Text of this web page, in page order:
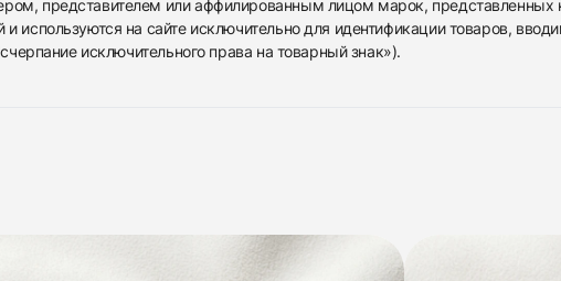
представителем или аффилированным лицом марок, представленных
используются на сайте исключительно для идентификации товаров,
исключительного права на товарный знак»).